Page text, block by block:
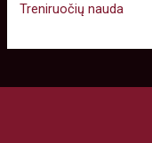
Treniruočių nauda